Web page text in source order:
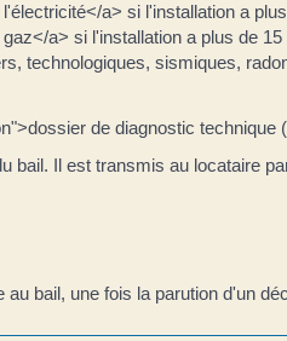
a> si l'installation a
a> si l'installation a plus de 15
technologiques, sismiques,
de diagnostic technique
Il est transmis au locataire
bail, une fois la parution d'un